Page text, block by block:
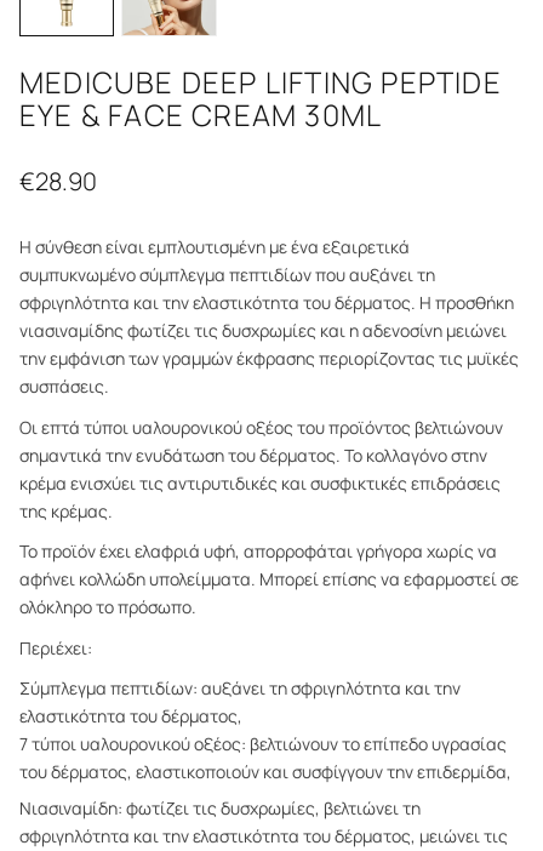
MEDICUBE DEEP LIFTING PEPTIDE
EYE & FACE CREAM 30ML
€28.90
Η σύνθεση είναι εμπλουτισμένη με ένα εξαιρετικά
συμπυκνωμένο σύμπλεγμα πεπτιδίων που αυξάνει τη
σφριγηλότητα και την ελαστικότητα του δέρματος. Η προσθήκη
νιασιναμίδης φωτίζει τις δυσχρωμίες και η αδενοσίνη μειώνει
την εμφάνιση των γραμμών έκφρασης περιορίζοντας τις μυϊκές
συσπάσεις.
Οι επτά τύποι υαλουρονικού οξέος του προϊόντος βελτιώνουν
σημαντικά την ενυδάτωση του δέρματος. Το κολλαγόνο στην
κρέμα ενισχύει τις αντιρυτιδικές και συσφικτικές επιδράσεις
της κρέμας.
Το προϊόν έχει ελαφριά υφή, απορροφάται γρήγορα χωρίς να
αφήνει κολλώδη υπολείμματα. Μπορεί επίσης να εφαρμοστεί σε
ολόκληρο το πρόσωπο.
Περιέχει:
Σύμπλεγμα πεπτιδίων: αυξάνει τη σφριγηλότητα και την
ελαστικότητα του δέρματος,
7 τύποι υαλουρονικού οξέος: βελτιώνουν το επίπεδο υγρασίας
του δέρματος, ελαστικοποιούν και συσφίγγουν την επιδερμίδα,
Νιασιναμίδη: φωτίζει τις δυσχρωμίες, βελτιώνει τη
σφριγηλότητα και την ελαστικότητα του δέρματος, μειώνει τις